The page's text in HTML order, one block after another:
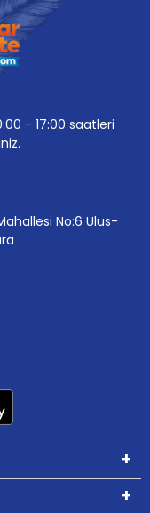
- 17:00 saatleri
No:6 Ulus-